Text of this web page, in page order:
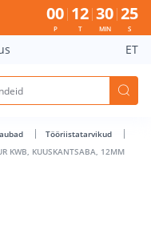
12MM -
00
P
12
T
30
MIN
24
S
ET
Tööriistatarvikud
KWB, KUUSKANTSABA, 12MM